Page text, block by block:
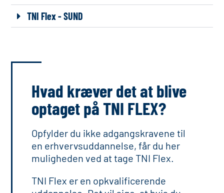
TNI Flex - SUND
Hvad kræver det at blive
optaget på TNI FLEX?
Opfylder du ikke adgangskravene til
en erhvervsuddannelse, får du her
muligheden ved at tage TNI Flex.
TNI Flex er en opkvalificerende